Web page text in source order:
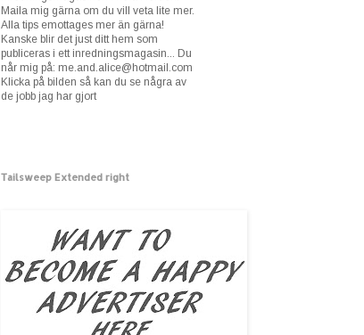
Maila mig gärna om du vill veta lite mer.
Alla tips emottages mer än gärna!
Kanske blir det just ditt hem som
publiceras i ett inredningsmagasin... Du
når mig på: me.and.alice@hotmail.com
Klicka på bilden så kan du se några av
de jobb jag har gjort
Tailsweep Extended right